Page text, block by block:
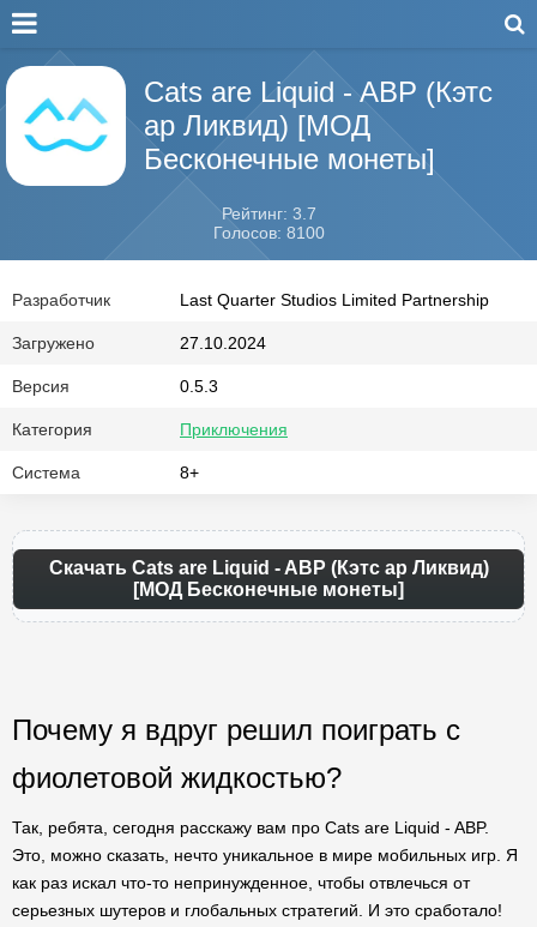
Cats are Liquid - ABP (Кэтс
ар Ликвид) [МОД
Бесконечные монеты]
Рейтинг: 3.7
Голосов: 8100
Разработчик Last Quarter Studios Limited Partnership
Загружено 27.10.2024
Версия 0.5.3
Категория Приключения
Система 8+
Скачать Cats are Liquid - ABP (Кэтс ар Ликвид)
[МОД Бесконечные монеты]
Почему я вдруг решил поиграть с
фиолетовой жидкостью?
Так, ребята, сегодня расскажу вам про Cats are Liquid - ABP.
Это, можно сказать, нечто уникальное в мире мобильных игр. Я
как раз искал что-то непринужденное, чтобы отвлечься от
серьезных шутеров и глобальных стратегий. И это сработало!